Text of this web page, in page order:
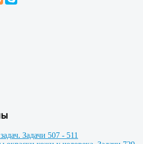
Задачи 507 - 511